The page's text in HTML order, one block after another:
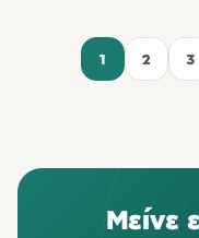
1 2 3
Μείνε